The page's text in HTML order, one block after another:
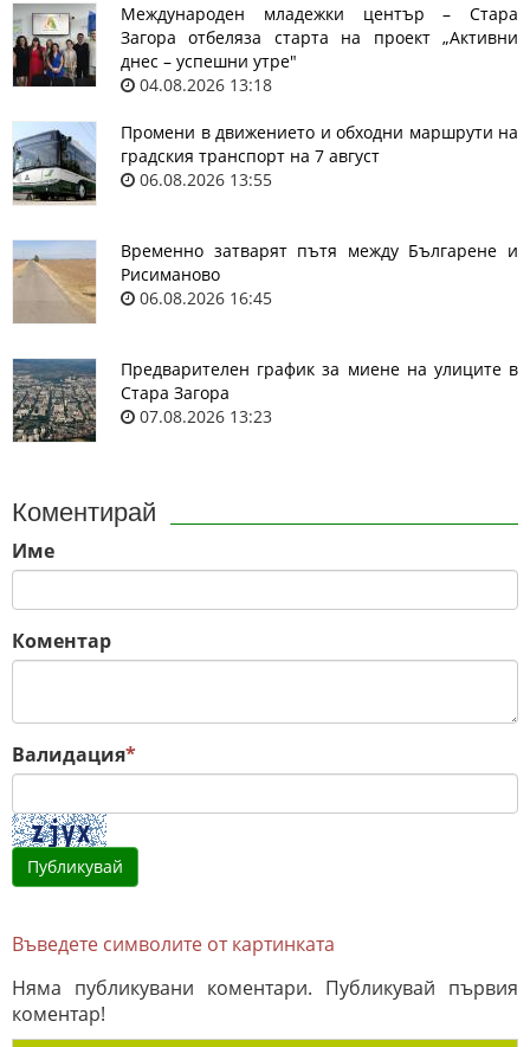
Международен младежки център – Стара
Загора отбеляза старта на проект „Активни
днес – успешни утре"
04.08.2026 13:18
Промени в движението и обходни маршрути на
градския транспорт на 7 август
06.08.2026 13:55
Временно затварят пътя между Българене и
Рисиманово
06.08.2026 16:45
Предварителен график за миене на улиците в
Стара Загора
07.08.2026 13:23
Коментирай
Име
Коментар
Валидация*
Въведете символите от картинката
Няма публикувани коментари. Публикувай първия
коментар!